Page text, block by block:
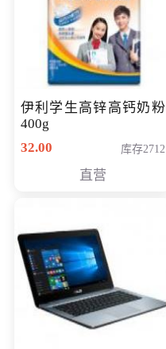
伊利学生高锌高钙奶粉
400g
32.00
库存2712
直营